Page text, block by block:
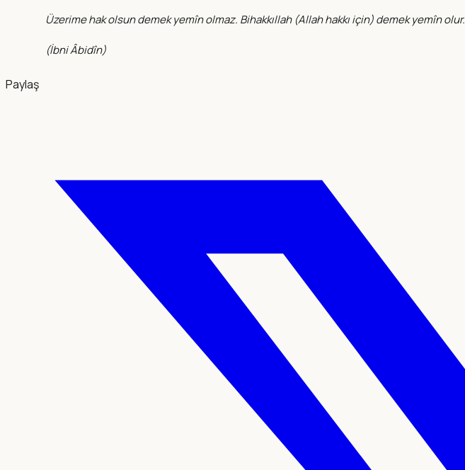
Üzerime hak olsun demek yemîn olmaz. Bihakkıllah (Allah hakkı için) demek yemîn olur.
(İbni Âbidîn)
Paylaş